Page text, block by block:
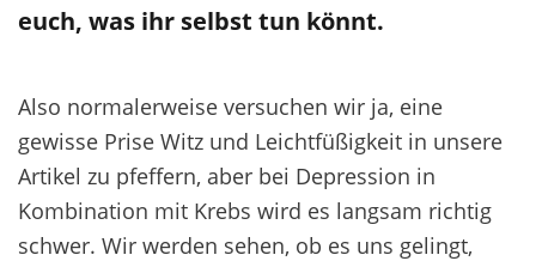
euch, was ihr selbst tun könnt.
Also normalerweise versuchen wir ja, eine
gewisse Prise Witz und Leichtfüßigkeit in unsere
Artikel zu pfeffern, aber bei Depression in
Kombination mit Krebs wird es langsam richtig
schwer. Wir werden sehen, ob es uns gelingt,